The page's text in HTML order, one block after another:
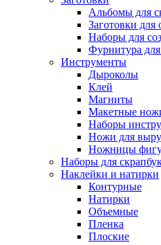
Альбомы для
Заготовки для
Наборы для
Фурнитура
Инструменты
Дыроколы
Клей
Магниты
Макетные
Наборы
Ножи для
Ножницы
Наборы для
Наклейки и натирки
Контурные
Натирки
Объемные
Пленка
Плоские